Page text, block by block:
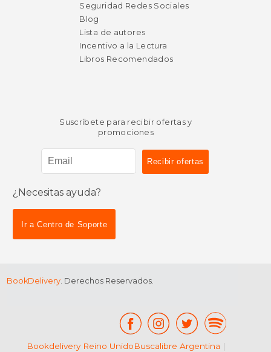
15%
Seguridad Redes Sociales
Blog
Lista de autores
Incentivo a la Lectura
Libros Recomendados
Suscríbete para recibir ofertas y
promociones
¿Necesitas ayuda?
Ir a Centro de Soporte
BookDelivery. Derechos Reservados.
Bookdelivery Reino UnidoBuscalibre Argentina |